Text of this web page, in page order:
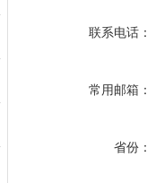
联系电话：
常用邮箱：
省份：